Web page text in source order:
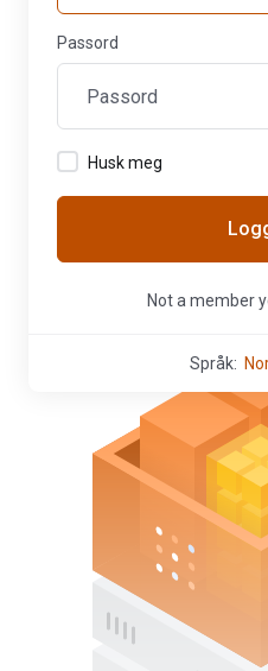
Passord
Husk meg
Not a member
Språk: